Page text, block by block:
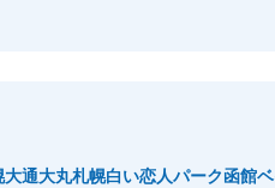
大通大丸札幌白い恋人パーク函館